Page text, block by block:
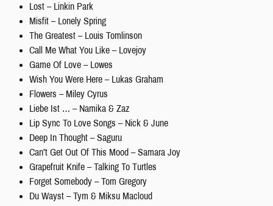
Lost – Linkin Park
Misfit – Lonely Spring
The Greatest – Louis Tomlinson
Call Me What You Like – Lovejoy
Game Of Love – Lowes
Wish You Were Here – Lukas Graham
Flowers – Miley Cyrus
Liebe Ist … – Namika & Zaz
Lip Sync To Love Songs – Nick & June
Deep In Thought – Saguru
Can’t Get Out Of This Mood – Samara Joy
Grapefruit Knife – Talking To Turtles
Forget Somebody – Tom Gregory
Du Wayst – Tym & Miksu Macloud